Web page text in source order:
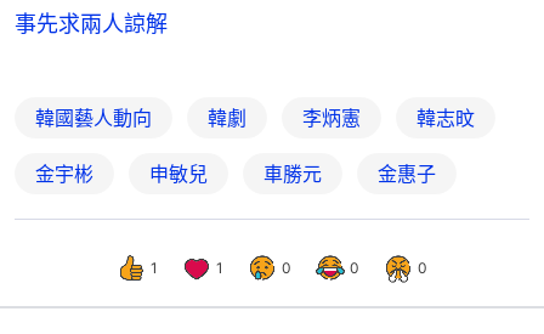
事先求兩人諒解
韓國藝人動向 韓劇 李炳憲 韓志旼
金宇彬 申敏兒 車勝元 金惠子
1 1 0 0 0